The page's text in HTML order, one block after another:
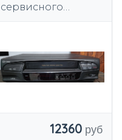
сервисного
12360